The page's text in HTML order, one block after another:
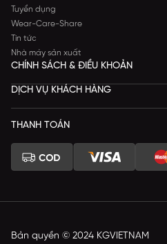
Tuyển dụng
Wear-Care-Share
Tin tức
Nhà máy sản xuất
CHÍNH SÁCH & ĐIỀU KHOẢN
DỊCH VỤ KHÁCH HÀNG
THANH TOÁN
Bản quyền © 2024 KGVIETNAM